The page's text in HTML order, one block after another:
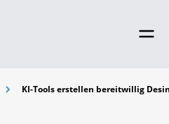
KI-Tools erstellen bereitwillig